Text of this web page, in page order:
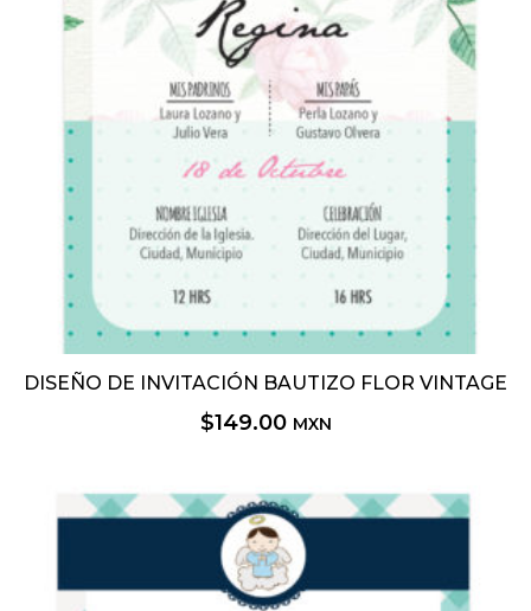
DISEÑO DE INVITACIÓN BAUTIZO FLOR VINTAGE
$149.00 MXN